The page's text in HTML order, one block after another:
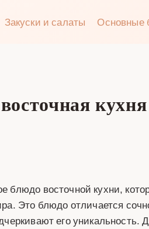
Закуски и салаты Основные
кухня
восточной кухни,
Это блюдо отличается
его уникальность.